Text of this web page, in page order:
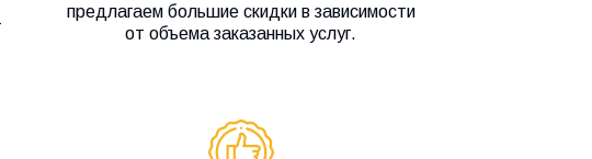
предлагаем большие скидки в зависимости
от объема заказанных услуг.